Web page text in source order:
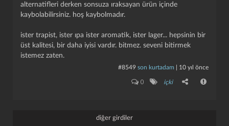
alternatifleri derken sonsuza ıraksayan ürün içinde
kaybolabilirsiniz. hoş kaybolmadır.
ister trapist, ister ipa ister aromatik, ister lager... hepsinin bir
üst kalitesi, bir daha iyisi vardır. bitmez. seveni bitirmek
istemez zaten.
#8549 son kurtadam 10 yıl önce
0 içki
diğer girdiler